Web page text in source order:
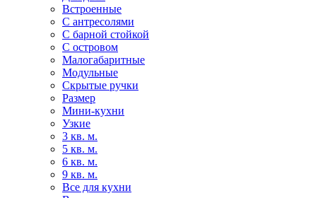
Встроенные
С антресолями
С барной стойкой
С островом
Малогабаритные
Модульные
Скрытые ручки
Размер
Мини-кухни
Узкие
3 кв. м.
5 кв. м.
6 кв. м.
9 кв. м.
Все для кухни